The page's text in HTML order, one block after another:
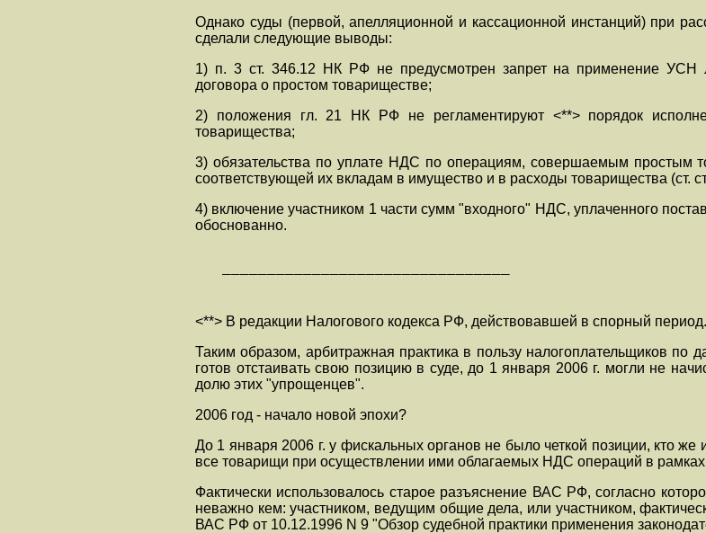
Однако суды (первой, апелляционной и кассационной инстанций) при
сделали следующие выводы:
1) п. 3 ст. 346.12 НК РФ не предусмотрен запрет на применение УСН
договора о простом товариществе;
2) положения гл. 21 НК РФ не регламентируют <**> порядок
товарищества;
3) обязательства по уплате НДС по операциям, совершаемым простым
соответствующей их вкладам в имущество и в расходы товарищества (ст.
4) включение участником 1 части сумм "входного" НДС, уплаченного
обоснованно.
   ————————————————————————————————
<**> В редакции Налогового кодекса РФ, действовавшей в спорный период.
Таким образом, арбитражная практика в пользу налогоплательщиков по
готов отстаивать свою позицию в суде, до 1 января 2006 г. могли не
долю этих "упрощенцев".
2006 год - начало новой эпохи?
До 1 января 2006 г. у фискальных органов не было четкой позиции, кто
все товарищи при осуществлении ими облагаемых НДС операций в рамках
Фактически использовалось старое разъяснение ВАС РФ, согласно
неважно кем: участником, ведущим общие дела, или участником,
ВАС РФ от 10.12.1996 N 9 "Обзор судебной практики применения